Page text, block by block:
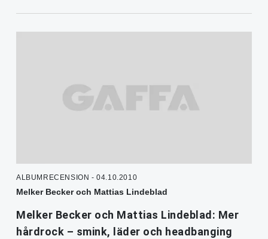
ALBUMRECENSION - 04.10.2010
Melker Becker och Mattias Lindeblad
Melker Becker och Mattias Lindeblad: Mer
hårdrock – smink, läder och headbanging